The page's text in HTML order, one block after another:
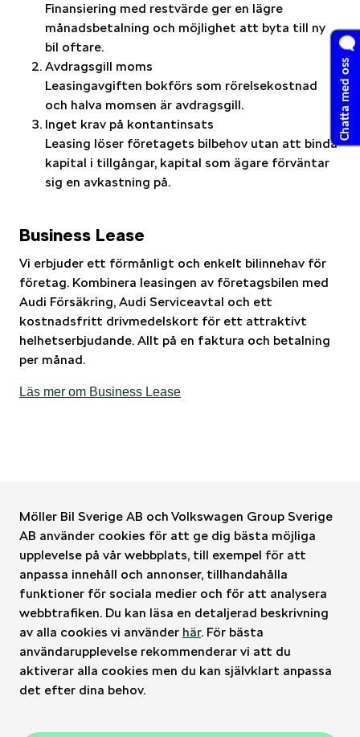
Möller Bil Sverige AB och Volkswagen Group Sverige
AB använder cookies för att ge dig bästa möjliga
upplevelse på vår webbplats, till exempel för att
anpassa innehåll och annonser, tillhandahålla
funktioner för sociala medier och för att analysera
webbtrafiken. Du kan läsa en detaljerad beskrivning
av alla cookies vi använder här. För bästa
användarupplevelse rekommenderar vi att du
aktiverar alla cookies men du kan självklart anpassa
det efter dina behov.
Finansiering med restvärde ger en lägre
månadsbetalning och möjlighet att byta till ny
bil oftare.
Avdragsgill moms
Leasingavgiften bokförs som rörelsekostnad
och halva momsen är avdragsgill.
Inget krav på kontantinsats
Leasing löser företagets bilbehov utan att binda
kapital i tillgångar, kapital som ägare förväntar
sig en avkastning på.
Business Lease
Vi erbjuder ett förmånligt och enkelt bilinnehav för
företag. Kombinera leasingen av företagsbilen med
Audi Försäkring, Audi Serviceavtal och ett
kostnadsfritt drivmedelskort för ett attraktivt
helhetserbjudande. Allt på en faktura och betalning
per månad.
Läs mer om Business Lease
Möller Bil Sverige
Kontakt
Bilar
Chatta med oss